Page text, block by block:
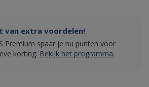
van extra voordelen!
Premium spaar je nu punten voor
korting. Bekijk het programma.